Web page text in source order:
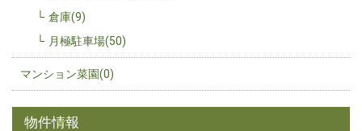
倉庫(9)
月極駐車場(50)
マンション菜園(0)
物件情報